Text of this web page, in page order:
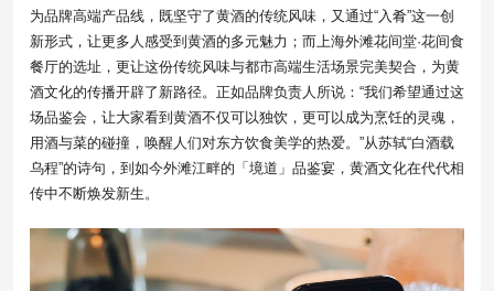
为品牌高端产品线，既坚守了黄酒的传统风味，又通过“入肴”这一创
新形式，让更多人感受到黄酒的多元魅力；而上海外滩花间堂·花间食
餐厅的选址，更让这份传统风味与都市高端生活场景完美契合，为黄
酒文化的传播开辟了新路径。正如品牌负责人所说：“我们希望通过这
场品鉴会，让大家看到黄酒不仅可以独饮，更可以成为烹饪的灵魂，
用酒与菜的碰撞，唤醒人们对东方饮食美学的热爱。”从苏轼“白酒载
乌程”的诗句，到如今外滩江畔的「境道」品鉴宴，黄酒文化在代代相
传中不断焕发新生。